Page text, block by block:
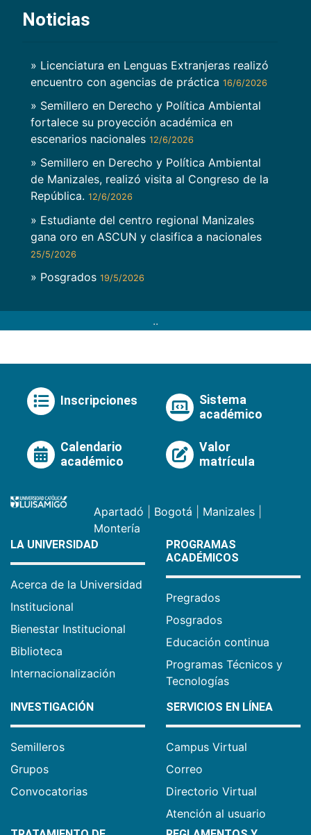
Noticias
» Licenciatura en Lenguas Extranjeras realizó
encuentro con agencias de práctica 16/6/2026
» Semillero en Derecho y Política Ambiental
fortalece su proyección académica en
escenarios nacionales 12/6/2026
» Semillero en Derecho y Política Ambiental
de Manizales, realizó visita al Congreso de la
República. 12/6/2026
» Estudiante del centro regional Manizales
gana oro en ASCUN y clasifica a nacionales
25/5/2026
» Posgrados 19/5/2026
..
Inscripciones
Sistema
académico
Calendario
académico
Valor
matrícula
Apartadó Bogotá Manizales
Montería
LA UNIVERSIDAD
Acerca de la Universidad
Institucional
Bienestar Institucional
Biblioteca
Internacionalización
PROGRAMAS
ACADÉMICOS
Pregrados
Posgrados
Educación continua
Programas Técnicos y
Tecnologías
INVESTIGACIÓN
Semilleros
Grupos
Convocatorias
SERVICIOS EN LÍNEA
Campus Virtual
Correo
Directorio Virtual
Atención al usuario